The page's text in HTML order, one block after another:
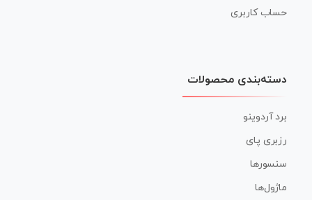
حساب کاربری
دسته‌بندی محصولات
برد آردوینو
رزبری پای
سنسورها
ماژول‌ها